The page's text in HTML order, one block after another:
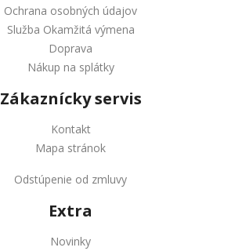
Ochrana osobných údajov
Služba Okamžitá výmena
Doprava
Nákup na splátky
Zákaznícky servis
Kontakt
Mapa stránok
Odstúpenie od zmluvy
Extra
Novinky